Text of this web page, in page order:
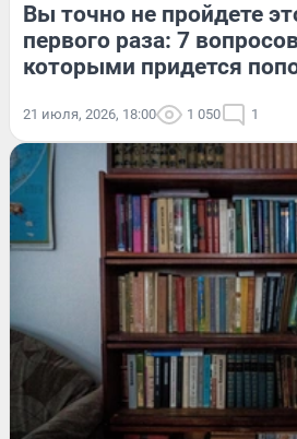
Вы точно не пройдете
первого раза: 7
которыми придется
21 июля, 2026, 18:00 1 050 1